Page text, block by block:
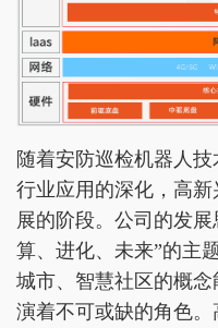
随着安防巡检机器人
行业应用的深化，高
展的阶段。公司的发
算、进化、未来”的
城市、智慧社区的概
演着不可或缺的角色